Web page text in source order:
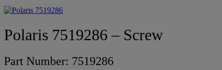
Polaris 7519286 – Screw
Part Number: 7519286